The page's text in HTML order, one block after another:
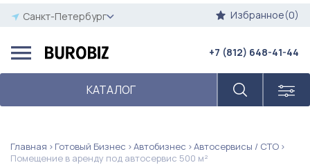
Санкт-Петербург Избранное(0)
КАТАЛОГ
+7 (812) 648-41-44
Главная Готовый Бизнес Автобизнес
Автосервисы / СТО
Помещение в аренду под автосервис 500 м²